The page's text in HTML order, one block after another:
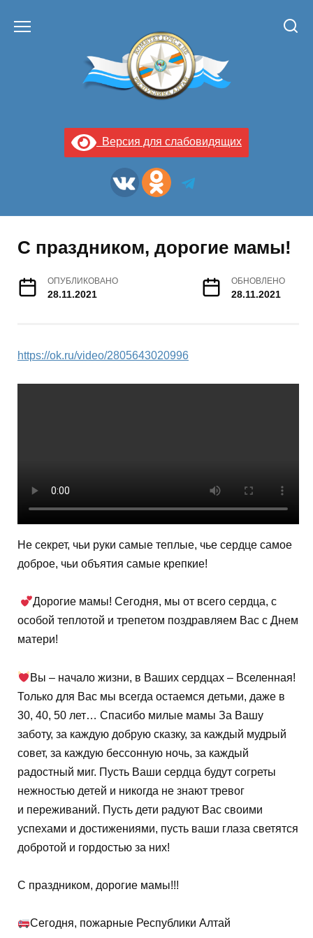
Версия для слабовидящих
С праздником, дорогие мамы!
ОПУБЛИКОВАНО
28.11.2021
ОБНОВЛЕНО
28.11.2021
https://ok.ru/video/2805643020996
Не секрет, чьи руки самые теплые, чье сердце самое
доброе, чьи объятия самые крепкие!
Дорогие мамы! Сегодня, мы от всего сердца, с
особой теплотой и трепетом поздравляем Вас с Днем
матери!
Вы – начало жизни, в Ваших сердцах – Вселенная!
Только для Вас мы всегда остаемся детьми, даже в
30, 40, 50 лет… Спасибо милые мамы За Вашу
заботу, за каждую добрую сказку, за каждый мудрый
совет, за каждую бессонную ночь, за каждый
радостный миг. Пусть Ваши сердца будут согреты
нежностью детей и никогда не знают тревог
и переживаний. Пусть дети радуют Вас своими
успехами и достижениями, пусть ваши глаза светятся
добротой и гордостью за них!
С праздником, дорогие мамы!!!
Сегодня, пожарные Республики Алтай